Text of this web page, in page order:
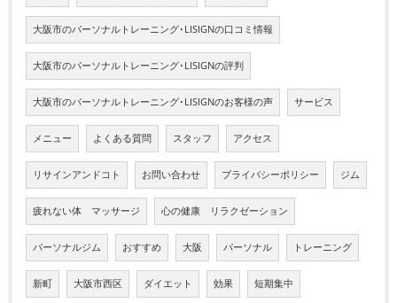
大阪市のパーソナルトレーニング･LISIGNの口コミ情報
大阪市のパーソナルトレーニング･LISIGNの評判
大阪市のパーソナルトレーニング･LISIGNのお客様の声 サービス
メニュー よくある質問 スタッフ アクセス
リサインアンドコト お問い合わせ プライバシーポリシー ジム
疲れない体 マッサージ 心の健康 リラクゼーション
パーソナルジム おすすめ 大阪 パーソナル トレーニング
新町 大阪市西区 ダイエット 効果 短期集中